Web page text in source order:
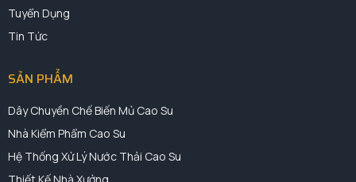
Tuyển Dụng
Tin Tức
SẢN PHẨM
Dây Chuyền Chế Biến Mủ Cao Su
Nhà Kiểm Phẩm Cao Su
Hệ Thống Xử Lý Nước Thải Cao Su